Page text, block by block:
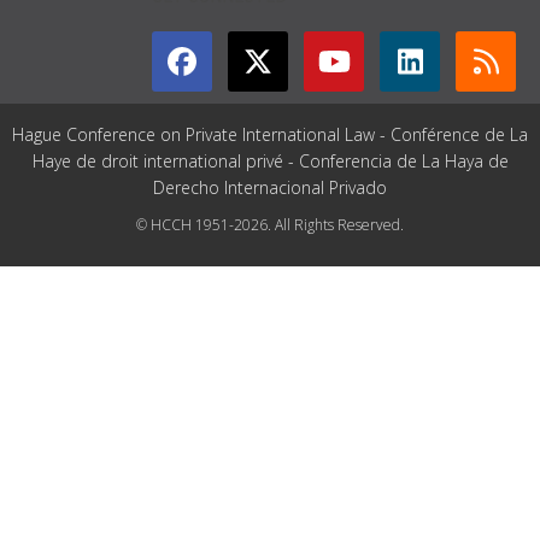
Hague Conference on Private International Law - Conférence de La
Haye de droit international privé - Conferencia de La Haya de
Derecho Internacional Privado
© HCCH 1951-2026. All Rights Reserved.